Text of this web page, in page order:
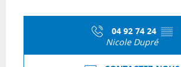
04 92 74 24 ▒▒
Nicole Dupré